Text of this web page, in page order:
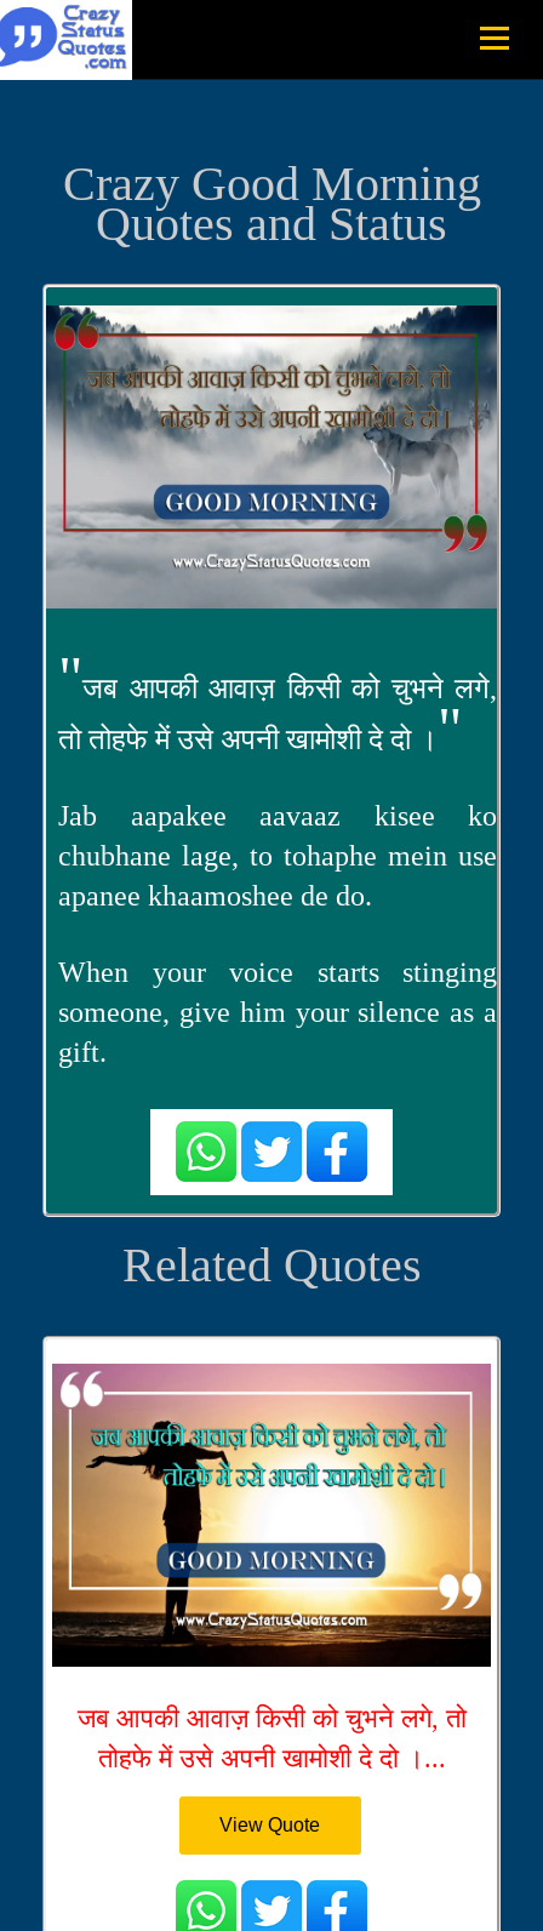
Crazy Good Morning
Quotes and Status
"जब आपकी आवाज़ किसी को चुभने लगे,
तो तोहफे में उसे अपनी खामोशी दे दो । "
Jab aapakee aavaaz kisee ko
chubhane lage, to tohaphe mein use
apanee khaamoshee de do.
When your voice starts stinging
someone, give him your silence as a
gift.
Related Quotes
जब आपकी आवाज़ किसी को चुभने लगे, तो
तोहफे में उसे अपनी खामोशी दे दो ।...
View Quote